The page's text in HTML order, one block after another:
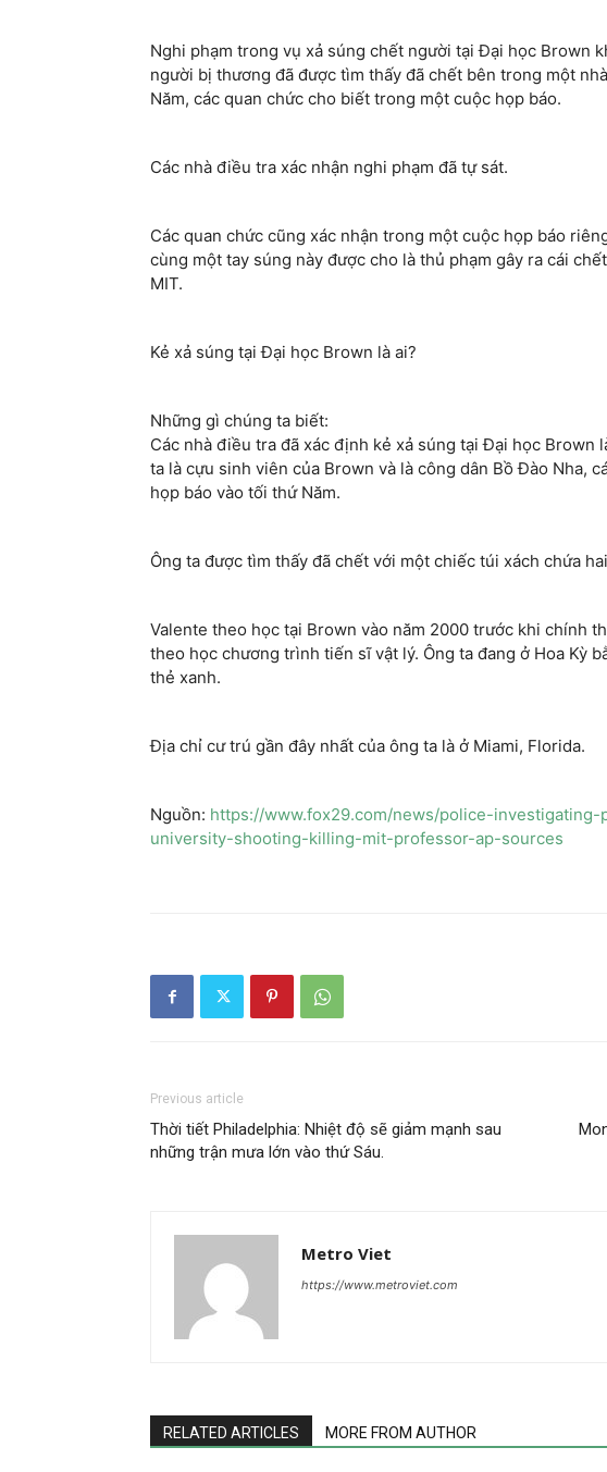
Nghi phạm trong vụ xả súng chết người tại Đại học Brown
người bị thương đã được tìm thấy đã chết bên trong một
Năm, các quan chức cho biết trong một cuộc họp báo.
Các nhà điều tra xác nhận nghi phạm đã tự sát.
Các quan chức cũng xác nhận trong một cuộc họp báo
cùng một tay súng này được cho là thủ phạm gây ra cái
MIT.
Kẻ xả súng tại Đại học Brown là ai?
Những gì chúng ta biết:
Các nhà điều tra đã xác định kẻ xả súng tại Đại học Brown
ta là cựu sinh viên của Brown và là công dân Bồ Đào Nha,
họp báo vào tối thứ Năm.
Ông ta được tìm thấy đã chết với một chiếc túi xách chứa
Valente theo học tại Brown vào năm 2000 trước khi chính
theo học chương trình tiến sĩ vật lý. Ông ta đang ở Hoa Kỳ
thẻ xanh.
Địa chỉ cư trú gần đây nhất của ông ta là ở Miami, Florida.
Nguồn: https://www.fox29.com/news/police-
university-shooting-killing-mit-professor-ap-sources
Previous article
Thời tiết Philadelphia: Nhiệt độ sẽ giảm mạnh sau
những trận mưa lớn vào thứ Sáu.
Metro Viet
https://www.metroviet.com
RELATED ARTICLES MORE FROM AUTHOR